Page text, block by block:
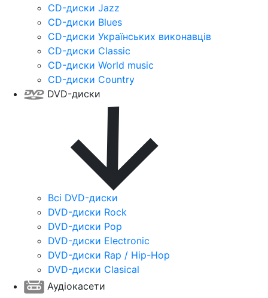
CD-диски Jazz
CD-диски Blues
CD-диски Українських виконавців
CD-диски Classic
CD-диски World music
CD-диски Country
DVD-диски
Всі DVD-диски
DVD-диски Rock
DVD-диски Pop
DVD-диски Electronic
DVD-диски Rap / Hip-Hop
DVD-диски Clasical
Аудіокасети